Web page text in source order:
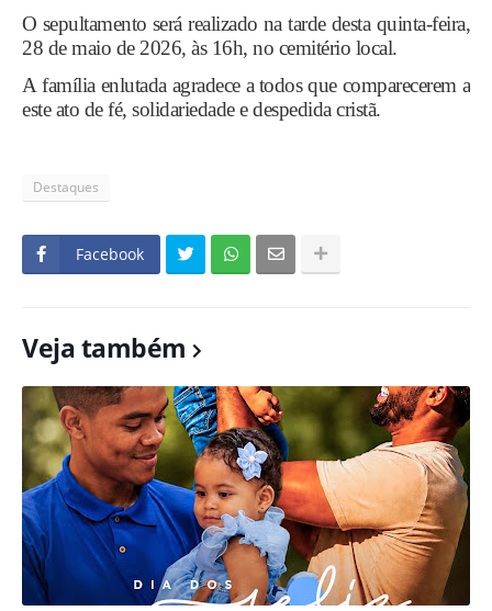
O sepultamento será realizado na tarde desta quinta-feira,
28 de maio de 2026, às 16h, no cemitério local.
A família enlutada agradece a todos que comparecerem a
este ato de fé, solidariedade e despedida cristã.
Destaques
Facebook
Veja também